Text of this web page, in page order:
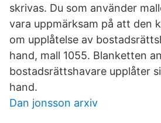
skrivas. Du som använder
vara uppmärksam på att den
om upplåtelse av
hand, mall 1055. Blanketten
bostadsrättshavare upplåter
hand.
Dan jonsson arxiv